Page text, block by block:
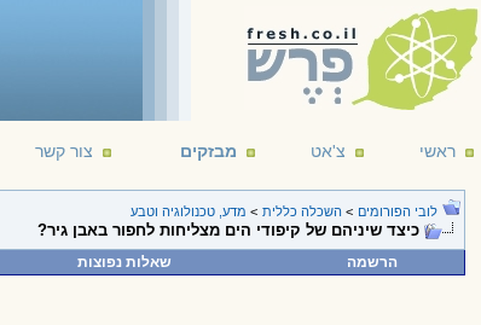
ראשי צ'אט מבזקים צור קשר
לובי הפורומים > השכלה כללית > מדע, טכנולוגיה וטבע
כיצד שיניהם של קיפודי הים מצליחות לחפור באבן גיר?
הרשמה שאלות נפוצות